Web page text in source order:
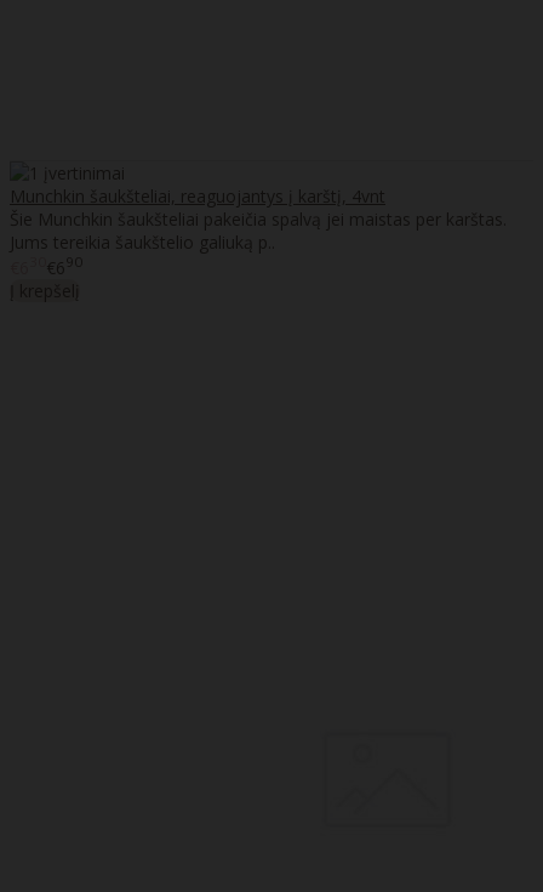
Munchkin šaukšteliai, reaguojantys į karštį, 4vnt
Šie Munchkin šaukšteliai pakeičia spalvą jei maistas per karštas.
Jums tereikia šaukštelio galiuką p..
€690